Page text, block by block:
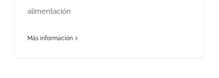
alimentación
Más información